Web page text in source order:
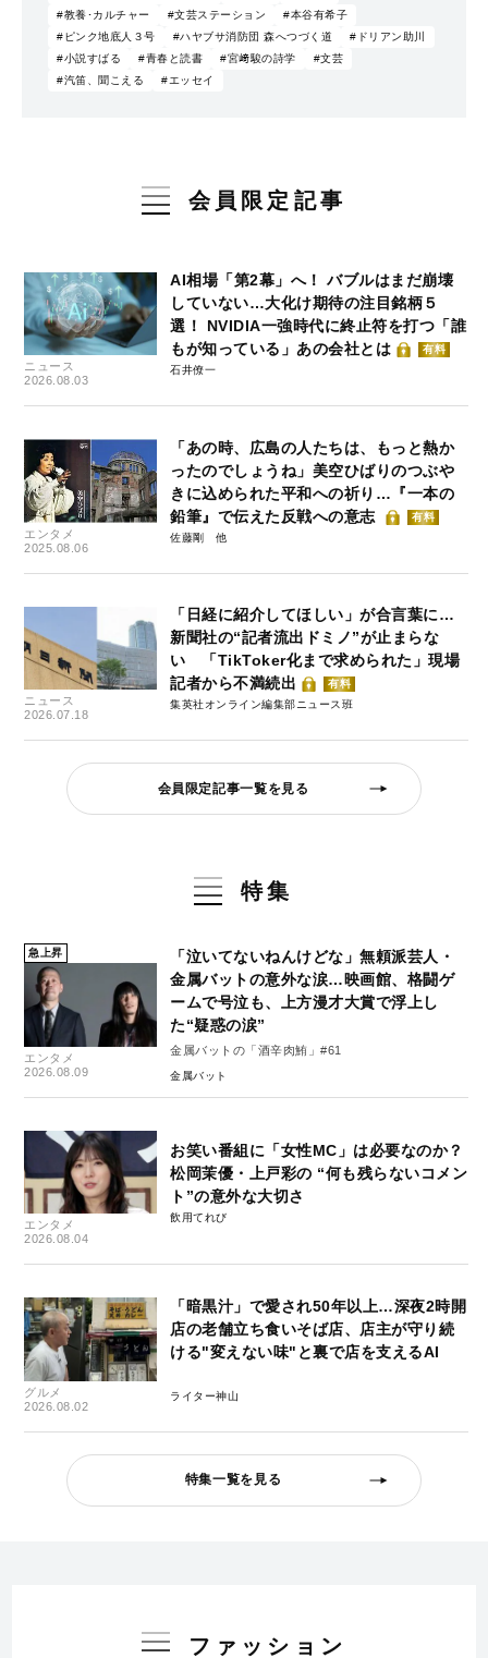
#教養･カルチャー
#文芸ステーション
#本谷有希子
#ピンク地底人３号
#ハヤブサ消防団 森へつづく道
#ドリアン助川
#小説すばる
#青春と読書 #宮﨑駿の詩学
#文芸
#汽笛、聞こえる
#エッセイ
会員限定記事
ニュース
2026.08.03
AI相場「第2幕」へ！ バブルはまだ崩壊
していない…大化け期待の注目銘柄５
選！ NVIDIA一強時代に終止符を打つ「誰
もが知っている」あの会社とは
有料
石井僚一
エンタメ
2025.08.06
「あの時、広島の人たちは、もっと熱か
ったのでしょうね」美空ひばりのつぶや
きに込められた平和への祈り…『一本の
鉛筆』で伝えた反戦への意志
有料
佐藤剛
ニュース
2026.07.18
「日経に紹介してほしい」が合言葉に…
新聞社の“記者流出ドミノ”が止まらな
い 「TikToker化まで求められた」現場
記者から不満続出
有料
集英社オンライン編集部ニュース班
会員限定記事一覧を見る
特集
急上昇
エンタメ
2026.08.09
「泣いてないねんけどな」無頼派芸人・
金属バットの意外な涙…映画館、格闘ゲ
ームで号泣も、上方漫才大賞で浮上し
た“疑惑の涙”
金属バットの「酒辛肉鮪」#61
金属バット
エンタメ
2026.08.04
お笑い番組に「女性MC」は必要なのか？
松岡茉優・上戸彩の “何も残らないコメン
ト”の意外な大切さ
飲用てれび
グルメ
2026.08.02
「暗黒汁」で愛され50年以上…深夜2時開
店の老舗立ち食いそば店、店主が守り続
ける"変えない味"と裏で店を支えるAI
ライター神山
特集一覧を見る
ファッション